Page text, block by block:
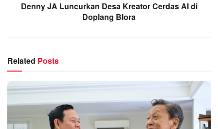
Denny JA Luncurkan Desa Kreator Cerdas AI di
Doplang Blora
Related Posts